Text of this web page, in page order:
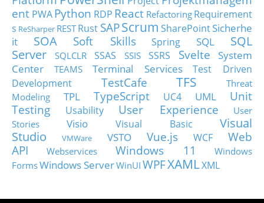
ent PWA Python RDP React Refactoring Requirement
s ReSharper RESTRust SAPScrum SharePointSicherhe
it
SOA Soft Skills Spring SQL
SQL
Server
SQLCLR SSAS SSIS SSRS Svelte
System
Center
TEAMS Terminal Services
Test Driven
Development
TestCafe TFS
Threat
Modeling
TPL TypeScript UC4 UML
Unit
Testing
Usability User Experience
User
Stories
Visio Visual Basic
Visual
Studio
VMWare VSTO Vue.js WCF
Web
API
Webservices Windows 11
Windows
FormsWindows ServerWinUI WPFXAMLXML